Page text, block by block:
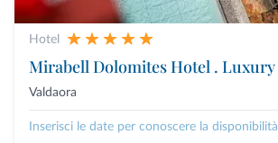
Hotel
Valdaora
Inserisci le date per conoscere la disponibilità